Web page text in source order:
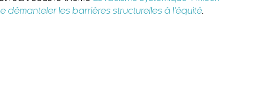
les barrières structurelles à l’équité.